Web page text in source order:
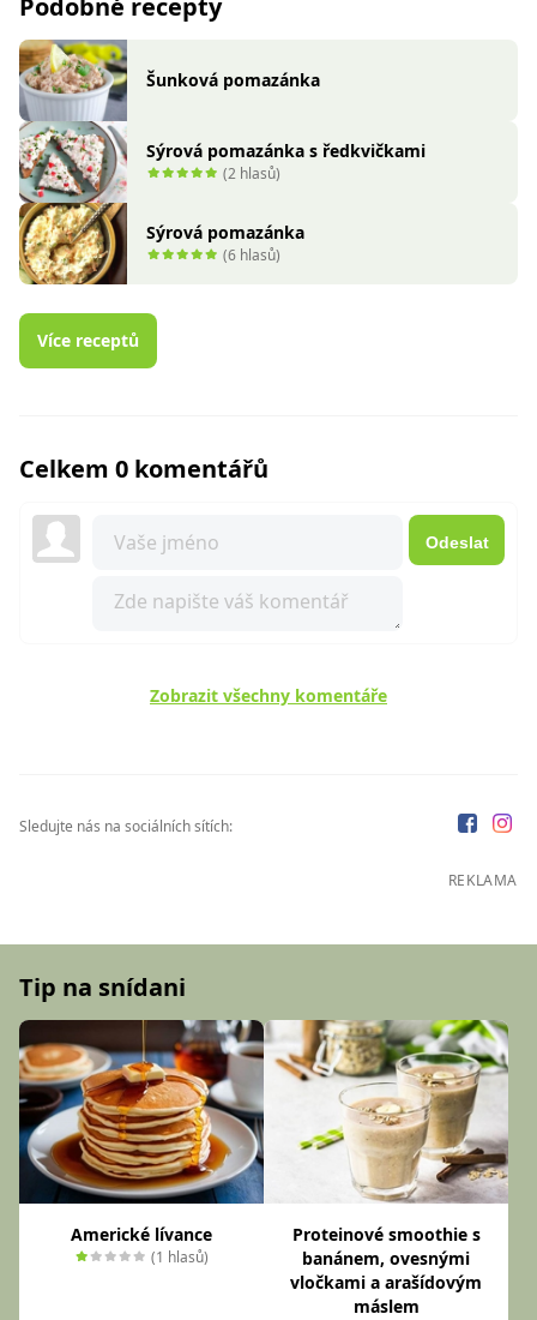
Podobné recepty
Šunková pomazánka
Sýrová pomazánka s ředkvičkami
(2 hlasů)
Sýrová pomazánka
(6 hlasů)
Více receptů
Celkem 0 komentářů
Odeslat
Zobrazit všechny komentáře
Sledujte nás na sociálních sítích:
REKLAMA
Tip na snídani
Americké lívance
(1 hlasů)
Proteinové smoothie s
banánem, ovesnými
vločkami a arašídovým
máslem